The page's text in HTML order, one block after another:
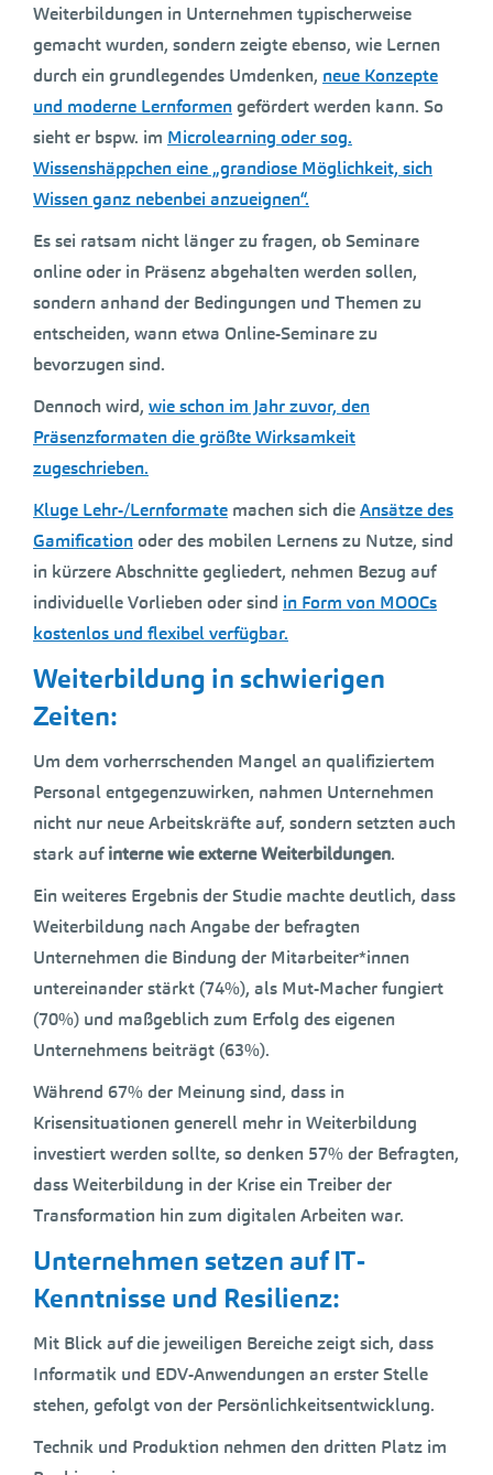
Weiterbildungen in Unternehmen typischerweise
gemacht wurden, sondern zeigte ebenso, wie Lernen
durch ein grundlegendes Umdenken, neue Konzepte
und moderne Lernformengefördert werden kann. So
sieht er bspw. im Microlearning oder sog.
Wissenshäppchen eine „grandiose Möglichkeit, sich
Wissen ganz nebenbei anzueignen“.
Es sei ratsam nicht länger zu fragen, ob Seminare
online oder in Präsenz abgehalten werden sollen,
sondern anhand der Bedingungen und Themen zu
entscheiden, wann etwa Online-Seminare zu
bevorzugen sind.
Dennoch wird, wie schon im Jahr zuvor, den
Präsenzformaten die größte Wirksamkeit
zugeschrieben.
Kluge Lehr-/Lernformate machen sich dieAnsätze des
Gamificationoder des mobilen Lernens zu Nutze, sind
in kürzere Abschnitte gegliedert, nehmen Bezug auf
individuelle Vorlieben oder sind in Form von MOOCs
kostenlos und flexibel verfügbar.
Weiterbildung in schwierigen
Zeiten:
Um dem vorherrschenden Mangel an qualifiziertem
Personal entgegenzuwirken, nahmen Unternehmen
nicht nur neue Arbeitskräfte auf, sondern setzten auch
stark aufinterne wie externe Weiterbildungen.
Ein weiteres Ergebnis der Studie machte deutlich, dass
Weiterbildung nach Angabe der befragten
Unternehmen die Bindung der Mitarbeiter*innen
untereinander stärkt (74%), als Mut-Macher fungiert
(70%) und maßgeblich zum Erfolg des eigenen
Unternehmens beiträgt (63%).
Während 67% der Meinung sind, dass in
Krisensituationen generell mehr in Weiterbildung
investiert werden sollte, so denken 57% der Befragten,
dass Weiterbildung in der Krise ein Treiber der
Transformation hin zum digitalen Arbeiten war.
Unternehmen setzen auf IT-
Kenntnisse und Resilienz:
Mit Blick auf die jeweiligen Bereiche zeigt sich, dass
Informatik und EDV-Anwendungen an erster Stelle
stehen, gefolgt von der Persönlichkeitsentwicklung.
Technik und Produktion nehmen den dritten Platz im